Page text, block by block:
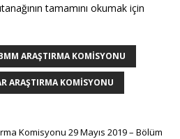
tamamını okumak için
ARAŞTIRMA KOMISYONU
ARAŞTIRMA KOMISYONU
Komisyonu 29 Mayıs 2019 – Bölüm